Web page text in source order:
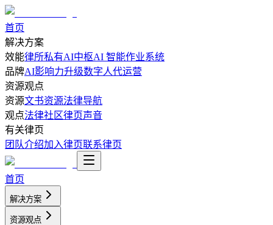
首页
解决方案
效能律所私有AI中枢AI 智能作业系统
品牌AI影响力升级数字人代运营
资源观点
资源文书资源法律导航
观点法律社区律页声音
有关律页
团队介绍加入律页联系律页
首页
解决方案
资源观点